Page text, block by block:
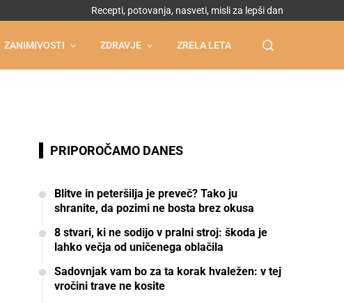
Recepti, potovanja, nasveti, misli za lepši dan
ZANIMIVOSTI ZDRAVJE ZRELA LETA
PRIPOROČAMO DANES
Blitve in peteršilja je preveč? Tako ju
shranite, da pozimi ne bosta brez okusa
8 stvari, ki ne sodijo v pralni stroj: škoda je
lahko večja od uničenega oblačila
Sadovnjak vam bo za ta korak hvaležen: v tej
vročini trave ne kosite